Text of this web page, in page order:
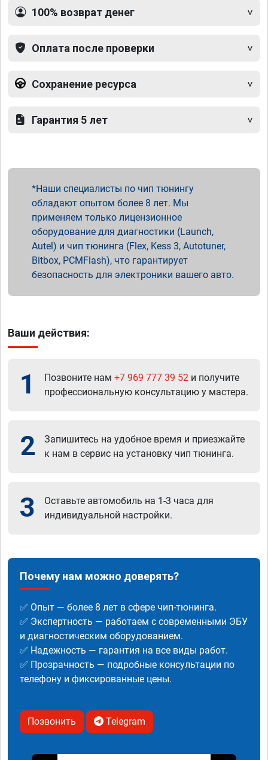
100% возврат денег
Оплата после проверки
Сохранение ресурса
Гарантия 5 лет
Наши специалисты по чип тюнингу
обладают опытом более 8 лет. Мы
применяем только лицензионное
оборудование для диагностики (Launch,
Autel) и чип тюнинга (Flex, Kess 3, Autotuner,
Bitbox, PCMFlash), что гарантирует
безопасность для электроники вашего авто.
Ваши действия:
1 Позвоните нам +7 969 777 39 52 и получите
профессиональную консультацию у мастера.
2
Запишитесь на удобное время и приезжайте
к нам в сервис на установку чип тюнинга.
3
Оставьте автомобиль на 1-3 часа для
индивидуальной настройки.
Почему нам можно доверять?
✅ Опыт — более 8 лет в сфере чип-тюнинга.
✅ Экспертность — работаем с современными ЭБУ
и диагностическим оборудованием.
✅ Надежность — гарантия на все виды работ.
✅ Прозрачность — подробные консультации по
телефону и фиксированные цены.
Позвонить Telegram